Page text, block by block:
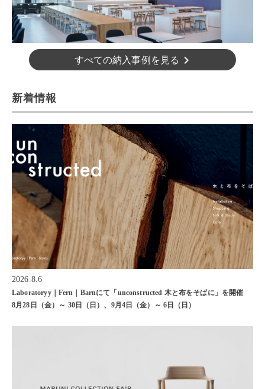
すべての納入事例を見る
新着情報
2026.8.6
Laboratoryy｜Fern｜Barnにて「unconstructed 木と布をそばに」を開催
8月28日（金）～ 30日（日）、9月4日（金）～ 6日（日）